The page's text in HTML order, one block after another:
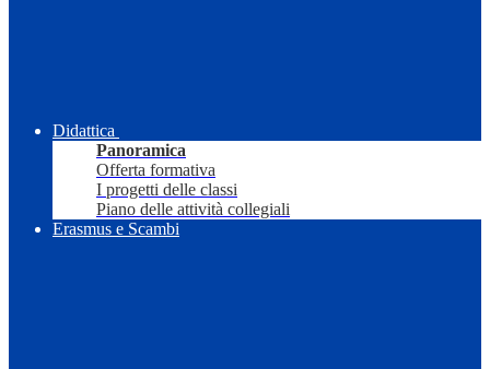
Didattica
Panoramica
Offerta formativa
I progetti delle classi
Piano delle attività collegiali
Erasmus e Scambi